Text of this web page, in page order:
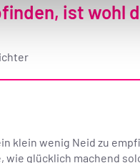
ist wohl
klein wenig Neid zu
wie glücklich machend